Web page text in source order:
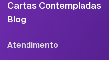
Cartas Contempladas
Blog
Atendimento